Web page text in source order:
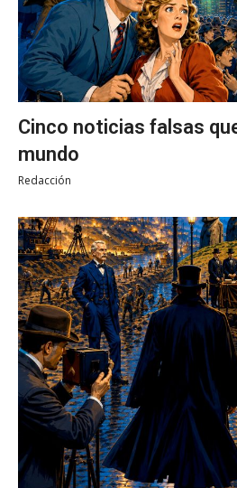
Cinco noticias falsas
mundo
Redacción